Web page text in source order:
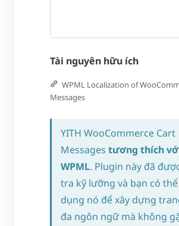
Tài nguyên hữu ích
WPML Localization of
Messages
YITH WooCommerce Cart
Messages tương thích
WPML. Plugin này đã
tra kỹ lưỡng và bạn có
dụng nó để xây dựng
đa ngôn ngữ mà không